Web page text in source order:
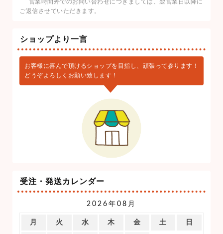
営業時間外でのお問い合わせにつきましては、翌営業日以降に
ご返信させていただきます。
ショップより一言
お客様に喜んで頂けるショップを目指し、頑張って参ります！
どうぞよろしくお願い致します！
受注・発送カレンダー
2026年08月
月 火 水 木 金 土 日